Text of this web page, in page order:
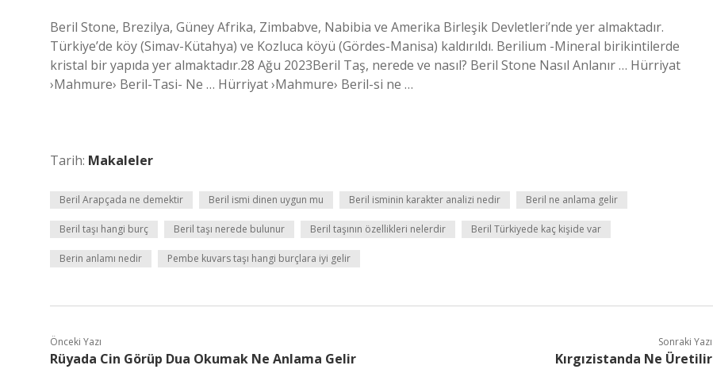
Beril Stone, Brezilya, Güney Afrika, Zimbabve, Nabibia ve Amerika Birleşik Devletleri’nde yer almaktadır.
Türkiye’de köy (Simav-Kütahya) ve Kozluca köyü (Gördes-Manisa) kaldırıldı. Berilium -Mineral birikintilerde
kristal bir yapıda yer almaktadır.28 Ağu 2023Beril Taş, nerede ve nasıl? Beril Stone Nasıl Anlanır … Hürriyat
›Mahmure› Beril-Tasi- Ne … Hürriyat ›Mahmure› Beril-si ne …
Tarih: Makaleler
Beril Arapçada ne demektir Beril ismi dinen uygun mu Beril isminin karakter analizi nedir Beril ne anlama gelir
Beril taşı hangi burç Beril taşı nerede bulunur Beril taşının özellikleri nelerdir Beril Türkiyede kaç kişide var
Berin anlamı nedir Pembe kuvars taşı hangi burçlara iyi gelir
Önceki Yazı
Rüyada Cin Görüp Dua Okumak Ne Anlama Gelir
Sonraki Yazı
Kırgızistanda Ne Üretilir